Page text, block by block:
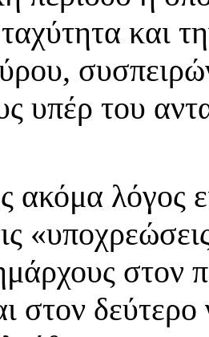
και
υπέρ του
ακόμα λόγος
στον
στον δεύτερο